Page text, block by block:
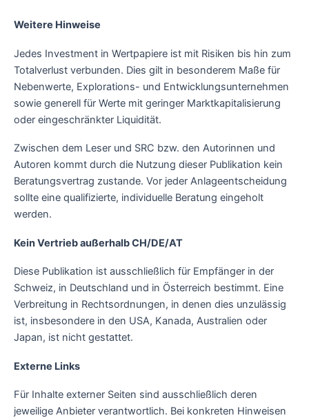
Weitere Hinweise
Jedes Investment in Wertpapiere ist mit Risiken bis hin zum
Totalverlust verbunden. Dies gilt in besonderem Maße für
Nebenwerte, Explorations- und Entwicklungsunternehmen
sowie generell für Werte mit geringer Marktkapitalisierung
oder eingeschränkter Liquidität.
Zwischen dem Leser und SRC bzw. den Autorinnen und
Autoren kommt durch die Nutzung dieser Publikation kein
Beratungsvertrag zustande. Vor jeder Anlageentscheidung
sollte eine qualifizierte, individuelle Beratung eingeholt
werden.
Kein Vertrieb außerhalb CH/DE/AT
Diese Publikation ist ausschließlich für Empfänger in der
Schweiz, in Deutschland und in Österreich bestimmt. Eine
Verbreitung in Rechtsordnungen, in denen dies unzulässig
ist, insbesondere in den USA, Kanada, Australien oder
Japan, ist nicht gestattet.
Externe Links
Für Inhalte externer Seiten sind ausschließlich deren
jeweilige Anbieter verantwortlich. Bei konkreten Hinweisen